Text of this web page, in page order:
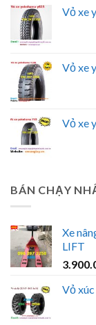
Vỏ xe
Vỏ xe
Vỏ xe
BÁN CHẠY
Xe
LIFT
Vỏ